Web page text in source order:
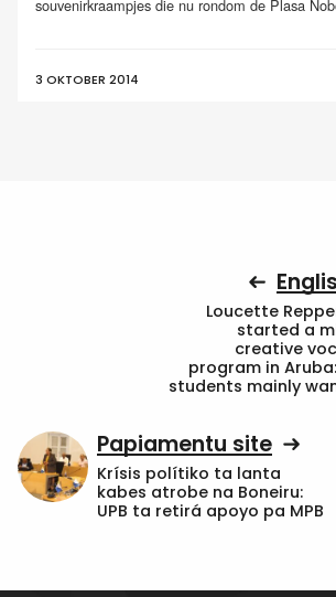
souvenirkraampjes die nu rondom de Plasa
3 OKTOBER 2014
Loucette
started a
creative
program in
students mainly
Papiamentu site
Krísis polítiko ta lanta
kabes atrobe na Boneiru:
UPB ta retirá apoyo pa MPB